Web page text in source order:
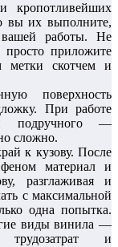
вы их выполните,
вашей работы. Не
приложите
метки скотчем и
поверхность
При работе
подручного —
сложно.
к кузову. После
феном материал и
разглаживая и
с максимальной
одна попытка.
виды винила —
и